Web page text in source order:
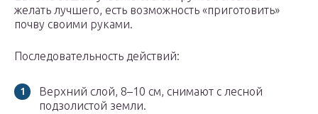
желать лучшего, есть возможность «приготовить»
почву своими руками.
Последовательность действий:
Верхний слой, 8–10 см, снимают с лесной
подзолистой земли.